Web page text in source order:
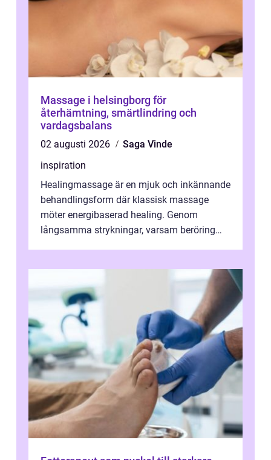
Massage i helsingborg för
återhämtning, smärtlindring och
vardagsbalans
02 augusti 2026
Saga Vinde
inspiration
Healingmassage är en mjuk och inkännande
behandlingsform där klassisk massage
möter energibaserad healing. Genom
långsamma strykningar, varsam beröring